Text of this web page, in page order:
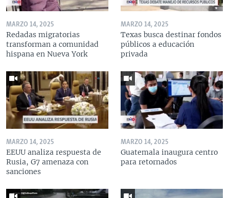
MARZO 14, 2025
Redadas migratorias
transforman a comunidad
hispana en Nueva York
MARZO 14, 2025
Texas busca destinar fondos
públicos a educación
privada
MARZO 14, 2025
EEUU analiza respuesta de
Rusia, G7 amenaza con
sanciones
MARZO 14, 2025
Guatemala inaugura centro
para retornados